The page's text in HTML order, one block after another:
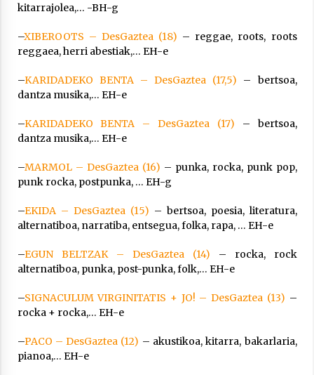
kitarrajolea,… -BH-g
–XIBEROOTS – DesGaztea (18) – reggae, roots, roots
reggaea, herri abestiak,… EH-e
–KARIDADEKO BENTA – DesGaztea (17,5) – bertsoa,
dantza musika,… EH-e
–KARIDADEKO BENTA – DesGaztea (17) – bertsoa,
dantza musika,… EH-e
–MARMOL – DesGaztea (16) – punka, rocka, punk pop,
punk rocka, postpunka, … EH-g
–EKIDA – DesGaztea (15) – bertsoa, poesia, literatura,
alternatiboa, narratiba, entsegua, folka, rapa, … EH-e
–EGUN BELTZAK – DesGaztea (14) – rocka, rock
alternatiboa, punka, post-punka, folk,… EH-e
–SIGNACULUM VIRGINITATIS + JO! – DesGaztea (13) –
rocka + rocka,… EH-e
–PACO – DesGaztea (12) – akustikoa, kitarra, bakarlaria,
pianoa,… EH-e